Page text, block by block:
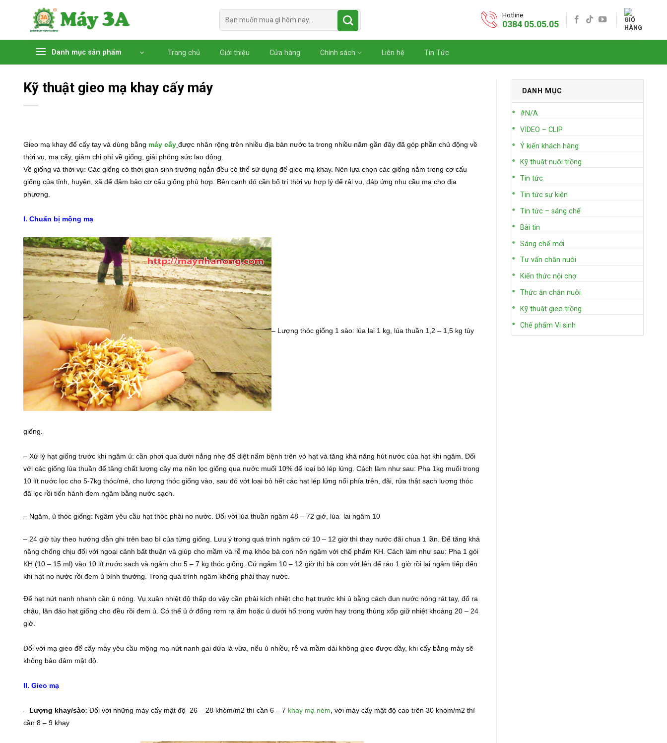
dung
kiếm:
Hotline
0384 05.05.05
Danh mục sản phẩm Trang chủ Giới thiệu Cửa hàng Chính sách Liên hệ Tin Tức
Kỹ thuật gieo mạ khay cấy máy
Gieo mạ khay để cấy tay và dùng bằng máy cấy được nhân rộng trên nhiều địa bàn nước ta trong nhiều năm gần đây đã góp phần chủ động về
thời vụ, mạ cấy, giảm chi phí về giống, giải phóng sức lao động.
Về giống và thời vụ: Các giống có thời gian sinh trưởng ngắn đều có thể sử dụng để gieo mạ khay. Nên lựa chọn các giống nằm trong cơ cấu
giống của tỉnh, huyện, xã để đảm bảo cơ cấu giống phù hợp. Bên cạnh đó cần bố trí thời vụ hợp lý để rải vụ, đáp ứng nhu cầu mạ cho địa
phương.
I. Chuẩn bị mộng mạ
– Lượng thóc giống 1 sào: lúa lai 1 kg, lúa thuần 1,2 – 1,5 kg tùy
giống.
– Xử lý hạt giống trước khi ngâm ủ: cần phơi qua dưới nắng nhẹ để diệt nấm bệnh trên vỏ hạt và tăng khả năng hút nước của hạt khi ngâm. Ðối
với các giống lúa thuần để tăng chất lượng cây mạ nên lọc giống qua nước muối 10% để loại bỏ lép lửng. Cách làm như sau: Pha 1kg muối trong
10 lít nước lọc cho 5-7kg thóc/mẻ, cho lượng thóc giống vào, sau đó vớt loại bỏ hết các hạt lép lửng nổi phía trên, đãi, rửa thật sạch lượng thóc
đã lọc rồi tiến hành đem ngâm bằng nước sạch.
– Ngâm, ủ thóc giống: Ngâm yêu cầu hạt thóc phải no nước. Ðối với lúa thuần ngâm 48 – 72 giờ, lúa lai ngâm 10
– 24 giờ tùy theo hướng dẫn ghi trên bao bì của từng giống. Lưu ý trong quá trình ngâm cứ 10 – 12 giờ thì thay nước đãi chua 1 lần. Ðể tăng khả
năng chống chịu đối với ngoại cảnh bất thuận và giúp cho mầm và rễ mạ khỏe bà con nên ngâm với chế phẩm KH. Cách làm như sau: Pha 1 gói
KH (10 – 15 ml) vào 10 lít nước sạch và ngâm cho 5 – 7 kg thóc giống. Cứ ngâm 10 – 12 giờ thì bà con vớt lên để ráo 1 giờ rồi lại ngâm tiếp đến
khi hạt no nước rồi đem ủ bình thường. Trong quá trình ngâm không phải thay nước.
Ðể hạt nứt nanh nhanh cần ủ nóng. Vụ xuân nhiệt độ thấp do vậy cần phải kích nhiệt cho hạt trước khi ủ bằng cách đun nước nóng rát tay, đổ ra
chậu, lăn đảo hạt giống cho đều rồi đem ủ. Có thể ủ ở đống rơm rạ ẩm hoặc ủ dưới hố trong vườn hay trong thùng xốp giữ nhiệt khoảng 20 – 24
giờ.
Ðối với mạ gieo để cấy máy yêu cầu mộng mạ nứt nanh gai dứa là vừa, nếu ủ nhiều, rễ và mầm dài không gieo được dầy, khi cấy bằng máy sẽ
không bảo đảm mật độ.
II. Gieo mạ
– Lượng khay/sào: Ðối với những máy cấy mật độ 26 – 28 khóm/m2 thì cần 6 – 7 khay mạ ném, với máy cấy mật độ cao trên 30 khóm/m2 thì
cần 8 – 9 khay
DANH MỤC
#N/A
VIDEO – CLIP
Ý kiến khách hàng
Kỹ thuật nuôi trồng
Tin tức
Tin tức sự kiện
Tin tức – sáng chế
Bài tin
Sáng chế mới
Tư vấn chăn nuôi
Kiến thức nội chợ
Thức ăn chăn nuôi
Kỹ thuật gieo trồng
Chế phẩm Vi sinh